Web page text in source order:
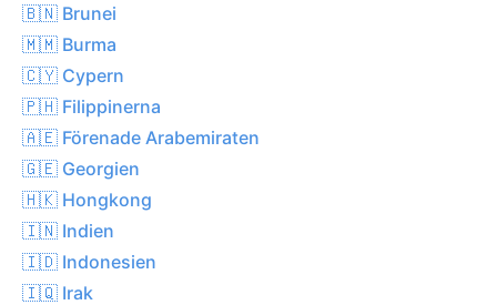
🇧🇳 Brunei
🇲🇲 Burma
🇨🇾 Cypern
🇵🇭 Filippinerna
🇦🇪 Förenade Arabemiraten
🇬🇪 Georgien
🇭🇰 Hongkong
🇮🇳 Indien
🇮🇩 Indonesien
🇮🇶 Irak